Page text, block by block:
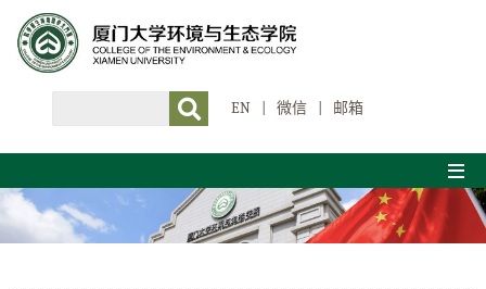
EN 微信 邮箱